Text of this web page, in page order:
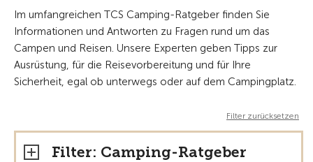
Im umfangreichen TCS Camping-Ratgeber finden Sie
Informationen und Antworten zu Fragen rund um das
Campen und Reisen. Unsere Experten geben Tipps zur
Ausrüstung, für die Reisevorbereitung und für Ihre
Sicherheit, egal ob unterwegs oder auf dem Campingplatz.
Filter zurücksetzen
Filter: Camping-Ratgeber